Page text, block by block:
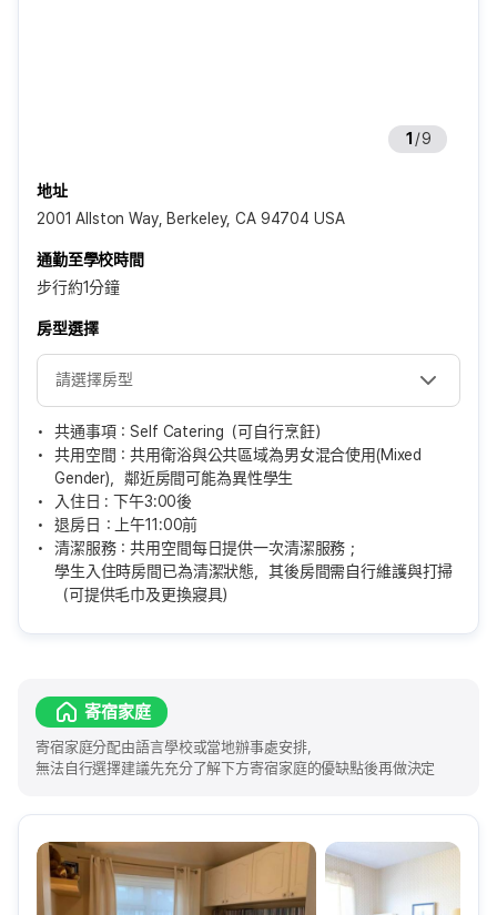
1 /9
地址
2001 Allston Way, Berkeley, CA 94704 USA
通勤至學校時間
步行約1分鐘
房型選擇
共通事項：Self Catering（可自行烹飪）
共用空間：共用衛浴與公共區域為男女混合使用(Mixed
Gender)，鄰近房間可能為異性學生
入住日 : 下午3:00後
退房日：上午11:00前
清潔服務：共用空間每日提供一次清潔服務；
學生入住時房間已為清潔狀態，其後房間需自行維護與打掃
（可提供毛巾及更換寢具）
寄宿家庭
寄宿家庭分配由語言學校或當地辦事處安排，
無法自行選擇建議先充分了解下方寄宿家庭的優缺點後再做決定